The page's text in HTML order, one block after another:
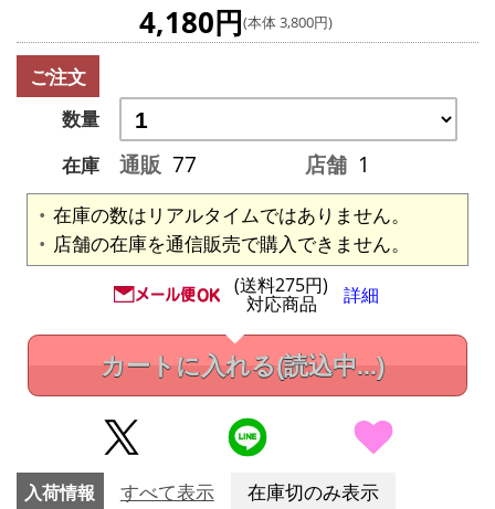
4,180円(本体 3,800円)
ご注文
数量
在庫
通販 77 店舗 1
在庫の数はリアルタイムではありません。
店舗の在庫を通信販売で購入できません。
(送料275円)
対応商品 詳細
カートに入れる(読込中...)
入荷情報 すべて表示 在庫切のみ表示